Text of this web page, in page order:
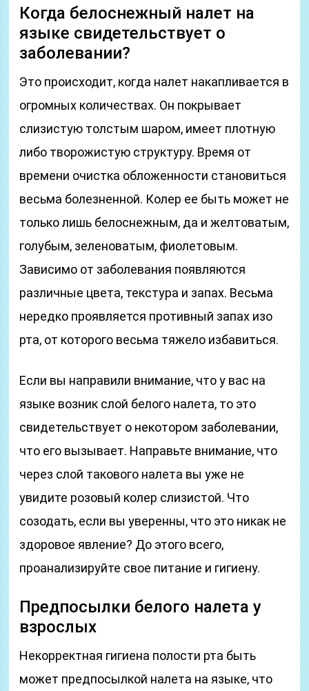
Когда белоснежный налет на
языке свидетельствует о
заболевании?
Это происходит, когда налет накапливается в
огромных количествах. Он покрывает
слизистую толстым шаром, имеет плотную
либо творожистую структуру. Время от
времени очистка обложенности становиться
весьма болезненной. Колер ее быть может не
только лишь белоснежным, да и желтоватым,
голубым, зеленоватым, фиолетовым.
Зависимо от заболевания появляются
различные цвета, текстура и запах. Весьма
нередко проявляется противный запах изо
рта, от которого весьма тяжело избавиться.
Если вы направили внимание, что у вас на
языке возник слой белого налета, то это
свидетельствует о некотором заболевании,
что его вызывает. Направьте внимание, что
через слой такового налета вы уже не
увидите розовый колер слизистой. Что
созодать, если вы уверенны, что это никак не
здоровое явление? До этого всего,
проанализируйте свое питание и гигиену.
Предпосылки белого налета у
взрослых
Некорректная гигиена полости рта быть
может предпосылкой налета на языке, что